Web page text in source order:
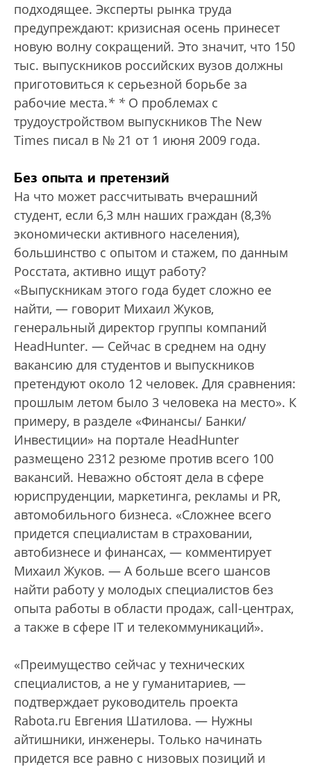
подходящее. Эксперты рынка труда
предупреждают: кризисная осень принесет
новую волну сокращений. Это значит, что 150
тыс. выпускников российских вузов должны
приготовиться к серьезной борьбе за
рабочие места.* * О проблемах с
трудоустройством выпускников The New
Times писал в № 21 от 1 июня 2009 года.
Без опыта и претензий
На что может рассчитывать вчерашний
студент, если 6,3 млн наших граждан (8,3%
экономически активного населения),
большинство с опытом и стажем, по данным
Росстата, активно ищут работу?
«Выпускникам этого года будет сложно ее
найти, — говорит Михаил Жуков,
генеральный директор группы компаний
HeadHunter. — Сейчас в среднем на одну
вакансию для студентов и выпускников
претендуют около 12 человек. Для сравнения:
прошлым летом было 3 человека на место». К
примеру, в разделе «Финансы/ Банки/
Инвестиции» на портале HeadHunter
размещено 2312 резюме против всего 100
вакансий. Неважно обстоят дела в сфере
юриспруденции, маркетинга, рекламы и PR,
автомобильного бизнеса. «Сложнее всего
придется специалистам в страховании,
автобизнесе и финансах, — комментирует
Михаил Жуков. — А больше всего шансов
найти работу у молодых специалистов без
опыта работы в области продаж, call-центрах,
а также в сфере IT и телекоммуникаций».
«Преимущество сейчас у технических
специалистов, а не у гуманитариев, —
подтверждает руководитель проекта
Rabota.ru Евгения Шатилова. — Нужны
айтишники, инженеры. Только начинать
придется все равно с низовых позиций и